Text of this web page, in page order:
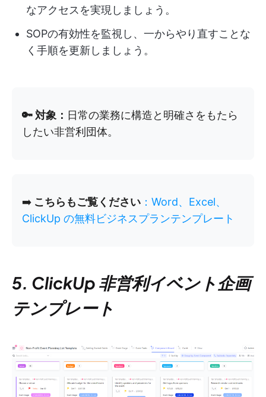
なアクセスを実現しましょう。
SOPの有効性を監視し、一からやり直すことな
く手順を更新しましょう。
🔑 対象： 日常の業務に構造と明確さをもたら
したい非営利団体。
➡️ こちらもご覧ください ：Word、Excel、
ClickUp の無料ビジネスプランテンプレート
5. ClickUp 非営利イベント企画
テンプレート